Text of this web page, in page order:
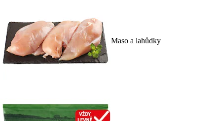
Maso a lahůdky